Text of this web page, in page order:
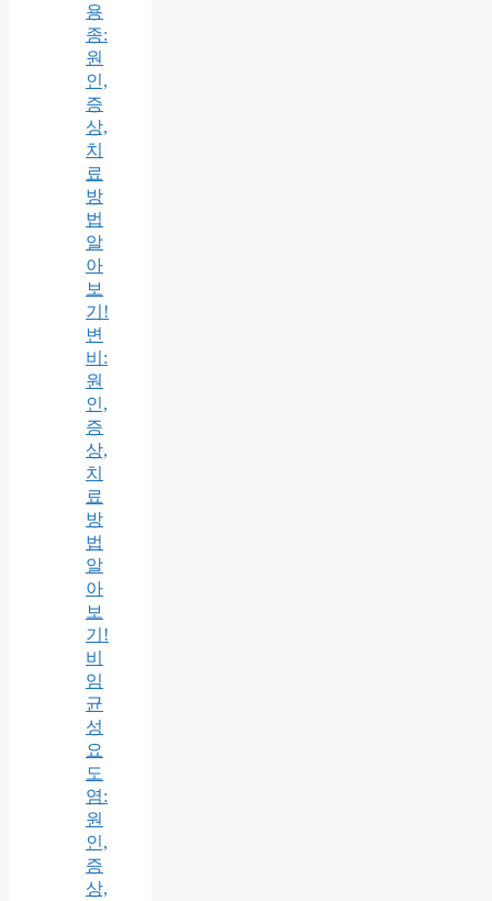
용
종:
원
인,
증
상,
치
료
방
법
알
아
보
기!
변
비:
원
인,
증
상,
치
료
방
법
알
아
보
기!
비
임
균
성
요
도
염:
원
인,
증
상,